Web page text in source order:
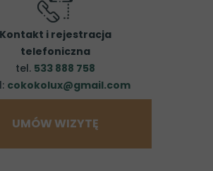
UMÓW WIZYTĘ
Kontakt i rejestracja
telefoniczna
tel. 533 888 758
cokokolux@gmail.com